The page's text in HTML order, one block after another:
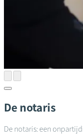
De notaris
De notaris: een